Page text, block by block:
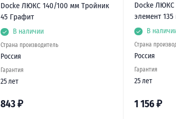
Docke ЛЮКС 140/100 мм Тройник
45 Графит
В наличии
Страна производитель
Россия
Гарантия
25 лет
843₽
Docke ЛЮКС
элемент
В
Страна
Россия
Гарантия
25 лет
1 156₽